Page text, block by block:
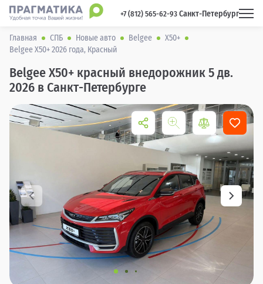
+7 (812) 565-62-93 Санкт-Петербург
Главная СПБ Новые авто Belgee
X50+
Belgee X50+ 2026 года, Красный
Belgee X50+ красный внедорожник 5 дв.
2026 в Санкт-Петербурге